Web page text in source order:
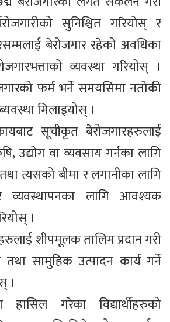
सुनिश्चित गरियोस् र
बेरोजगार रहेको अवधिका
व्यवस्था गरियोस् ।
फर्म भर्ने समयसिमा नतोकी
मिलाइयोस् ।
सूचीकृत बेरोजगारहरुलाई
उद्योग वा व्यवसाय गर्नका लागि
त्यसको बीमा र लगानीका लागि
व्यवस्थापनका लागि आवश्यक
।
शीपमूलक तालिम प्रदान गरी
तथा सामुहिक उत्पादन कार्य गर्ने
।
गरेका विद्यार्थीहरुको